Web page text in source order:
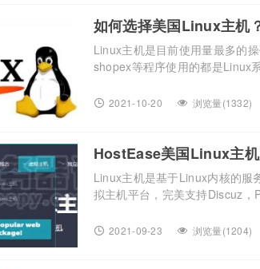
如何选择美国Linux主机
Linux主机是目前使用量最多的
shopex等程序使用的都是Linux
主机。那么如何选择好的美国
2021-10-20 浏览量(1332)
HostEase美国Linux主
Linux主机是基于Linux内核的服
拟主机平台，完美支持Discuz
站长的喜爱，其中HostEase美
2021-09-23 浏览量(1204)